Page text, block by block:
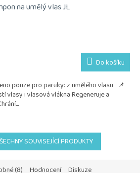
na umělý vlas JL
Do košíku
pouze pro paruky: z umělého vlasu 📌
vlasy i vlasová vlákna Regeneruje a
SOUVISEJÍCÍ PRODUKTY
(8) Hodnocení Diskuze